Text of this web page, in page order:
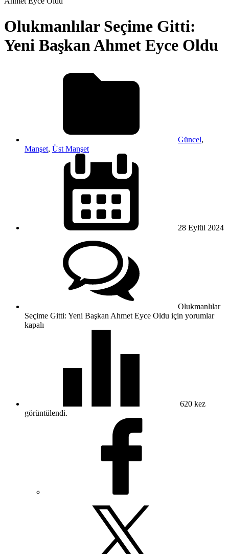
Olukmanlılar Seçime Gitti:
Yeni Başkan Ahmet Eyce Oldu
Güncel,
Manşet, Üst Manşet
28 Eylül 2024
Olukmanlılar
Seçime Gitti: Yeni Başkan Ahmet Eyce Oldu için yorumlar
kapalı
620 kez
görüntülendi.